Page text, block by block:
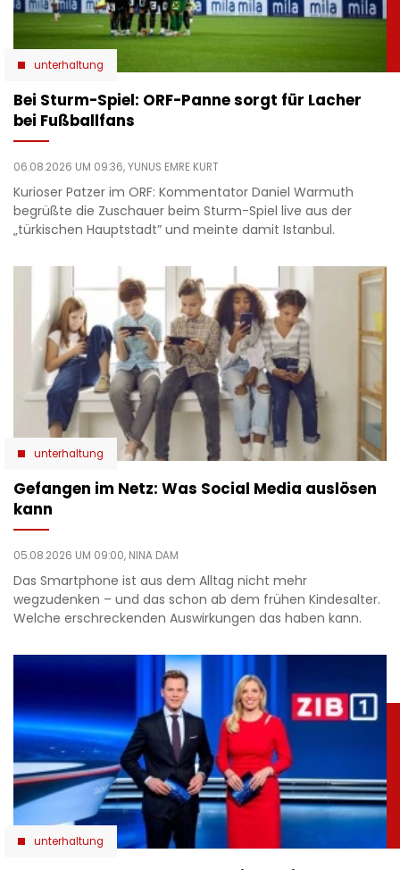
unterhaltung
Bei Sturm-Spiel: ORF-Panne sorgt für Lacher
bei Fußballfans
06.08.2026 UM 09:36,YUNUS EMRE KURT
Kurioser Patzer im ORF: Kommentator Daniel Warmuth
begrüßte die Zuschauer beim Sturm-Spiel live aus der
„türkischen Hauptstadt” und meinte damit Istanbul.
unterhaltung
Gefangen im Netz: Was Social Media auslösen
kann
05.08.2026 UM 09:00, NINA DAM
Das Smartphone ist aus dem Alltag nicht mehr
wegzudenken – und das schon ab dem frühen Kindesalter.
Welche erschreckenden Auswirkungen das haben kann.
unterhaltung